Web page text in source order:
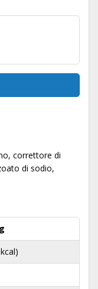
correttore di
di sodio,